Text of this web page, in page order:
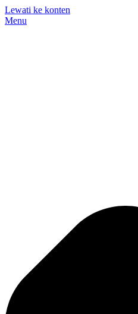
Lewati ke konten
Menu